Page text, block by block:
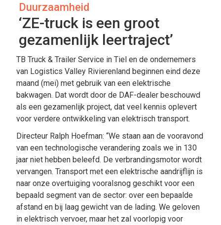
Duurzaamheid
‘ZE-truck is een groot
gezamenlijk leertraject’
TB Truck & Trailer Service in Tiel en de ondernemers
van Logistics Valley Rivierenland beginnen eind deze
maand (mei) met gebruik van een elektrische
bakwagen. Dat wordt door de DAF-dealer beschouwd
als een gezamenlijk project, dat veel kennis oplevert
voor verdere ontwikkeling van elektrisch transport.
Directeur Ralph Hoefman: “We staan aan de vooravond
van een technologische verandering zoals we in 130
jaar niet hebben beleefd. De verbrandingsmotor wordt
vervangen. Transport met een elektrische aandrijflijn is
naar onze overtuiging vooralsnog geschikt voor een
bepaald segment van de sector: over een bepaalde
afstand en bij laag gewicht van de lading. We geloven
in elektrisch vervoer, maar het zal voorlopig voor